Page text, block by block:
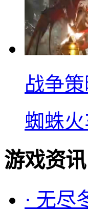
战争
蜘蛛
游戏资讯
· 无尽